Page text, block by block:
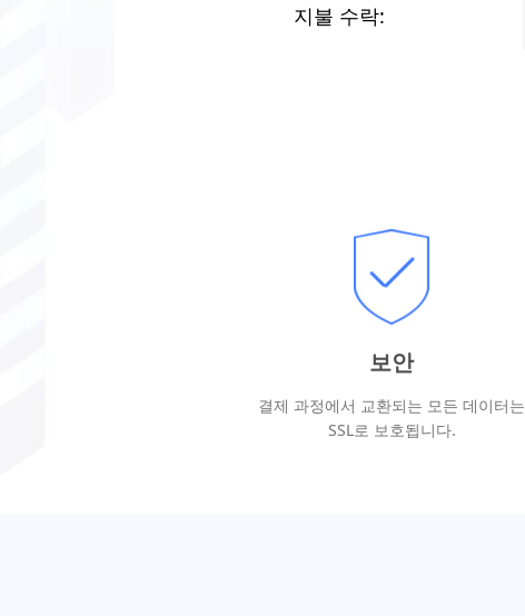
지불 수락:
보안
결제 과정에서 교환되는 모든 데이터는
SSL로 보호됩니다.